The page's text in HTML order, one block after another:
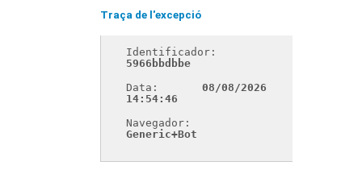
Traça de l'excepció
5966bbdbbe
Data:
08/08/2026
14:54:46
Generic+Bot